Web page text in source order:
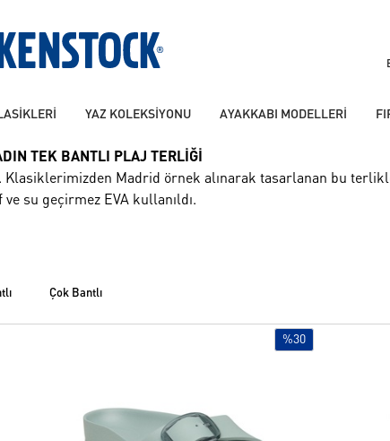
YAZ KOLEKSİYONU AYAKKABI MODELLERİ
TEK BANTLI PLAJ TERLİĞİ
Madrid örnek alınarak tasarlanan bu
ve su geçirmez EVA kullanıldı.
çok bantli
%30